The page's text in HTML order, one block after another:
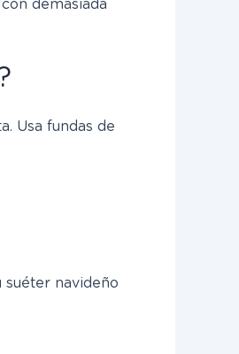
demasiada
Usa fundas de
suéter navideño